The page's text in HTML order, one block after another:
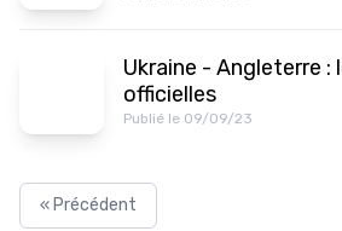
Ukraine - Angleterre :
officielles
Publié le 09/09/23
« Précédent